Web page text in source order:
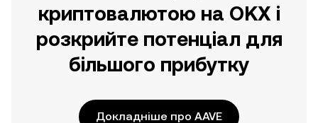
криптовалютою на OKX і
розкрийте потенціал для
більшого прибутку
Докладніше про AAVE